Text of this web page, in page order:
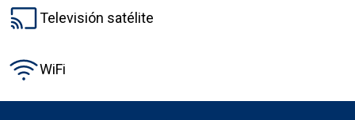
Televisión satélite
WiFi